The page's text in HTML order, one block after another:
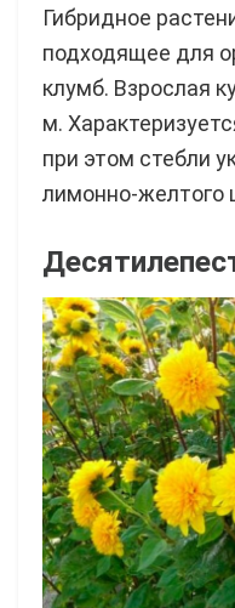
Гибридное
подходящее для
клумб. Взрослая
м.
при этом стебли
лимонно-желтого